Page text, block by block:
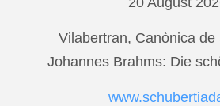
Vilabertran, Canònica de
Johannes Brahms: Die